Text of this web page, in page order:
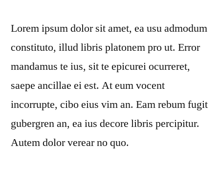
Lorem ipsum dolor sit amet, ea usu admodum
constituto, illud libris platonem pro ut. Error
mandamus te ius, sit te epicurei ocurreret,
saepe ancillae ei est. At eum vocent
incorrupte, cibo eius vim an. Eam rebum fugit
gubergren an, ea ius decore libris percipitur.
Autem dolor verear no quo.